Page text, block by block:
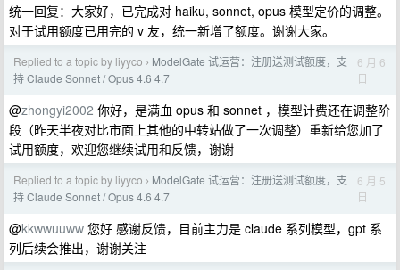
统一回复：大家好，已完成对 haiku, sonnet, opus 模型定价的调整。
对于试用额度已用完的 v 友，统一新增了额度。谢谢大家。
Replied to a topic by liyyco › ModelGate 试运营：注册送测试额度，支
持 Claude Sonnet / Opus 4.6 4.7
6 月 6
日
@zhongyi2002 你好，是满血 opus 和 sonnet ，模型计费还在调整阶
段（昨天半夜对比市面上其他的中转站做了一次调整）重新给您加了
试用额度，欢迎您继续试用和反馈，谢谢
Replied to a topic by liyyco › ModelGate 试运营：注册送测试额度，支
持 Claude Sonnet / Opus 4.6 4.7
6 月 5
日
@kkwwuuww 您好 感谢反馈，目前主力是 claude 系列模型，gpt 系
列后续会推出，谢谢关注